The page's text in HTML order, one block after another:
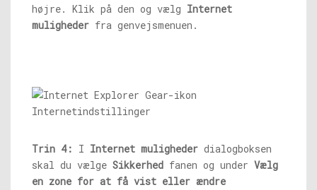
højre. Klik på den og vælg Internet
muligheder fra genvejsmenuen.
Trin 4: I Internet muligheder dialogboksen
skal du vælge Sikkerhed fanen og under Vælg
en zone for at få vist eller ændre